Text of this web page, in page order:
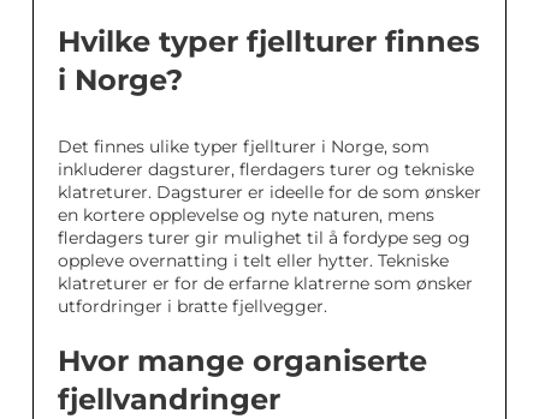
Hvilke typer fjellturer finnes
i Norge?
Det finnes ulike typer fjellturer i Norge, som
inkluderer dagsturer, flerdagers turer og tekniske
klatreturer. Dagsturer er ideelle for de som ønsker
en kortere opplevelse og nyte naturen, mens
flerdagers turer gir mulighet til å fordype seg og
oppleve overnatting i telt eller hytter. Tekniske
klatreturer er for de erfarne klatrerne som ønsker
utfordringer i bratte fjellvegger.
Hvor mange organiserte
fjellvandringer